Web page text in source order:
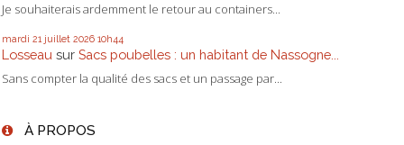
Je souhaiterais ardemment le retour au containers...
mardi 21 juillet 2026 10h44
Losseau sur Sacs poubelles : un habitant de Nassogne...
Sans compter la qualité des sacs et un passage par...
À PROPOS